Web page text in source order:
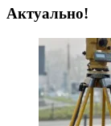
Актуально!